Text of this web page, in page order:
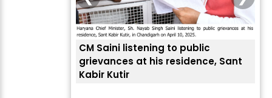
की
CM Saini listening to public
grievances at his residence, Sant
Kabir Kutir